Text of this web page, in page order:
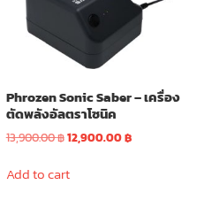
Phrozen Sonic Saber – เครื่อง
ตัดพลังอัลตราโซนิค
13,900.00฿Original
was:
12,900.00฿Current
Add to cart